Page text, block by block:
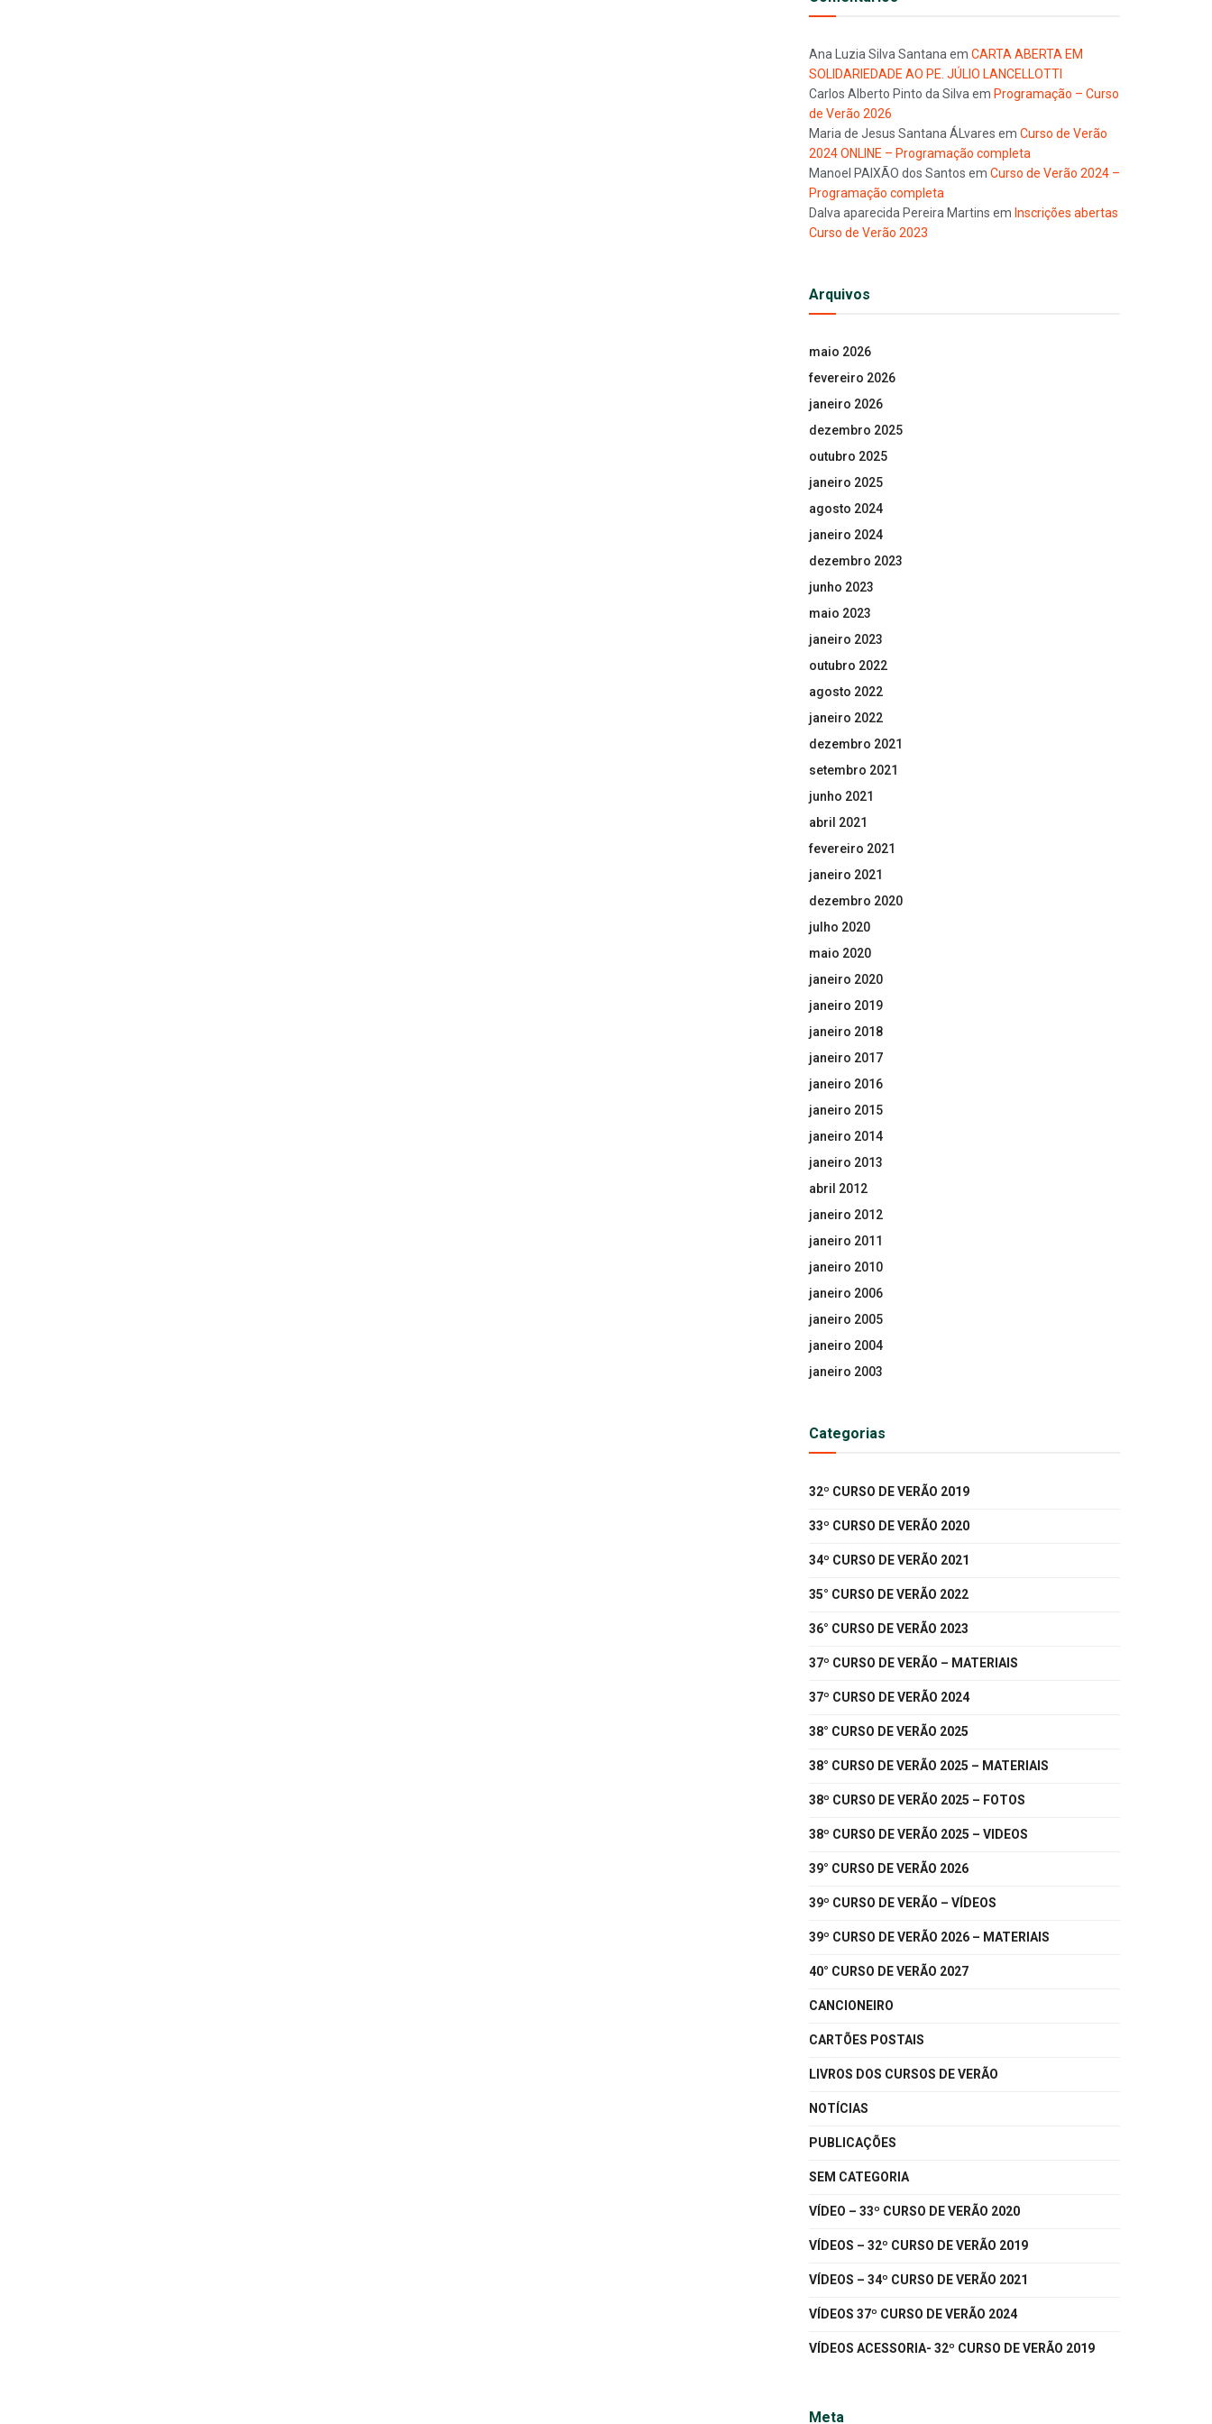
Ana Luzia Silva Santana em CARTA ABERTA EM
SOLIDARIEDADE AO PE. JÚLIO LANCELLOTTI
Carlos Alberto Pinto da Silva em Programação – Curso
de Verão 2026
Maria de Jesus Santana ÁLvares em Curso de Verão
2024 ONLINE – Programação completa
Manoel PAIXÃO dos Santos em Curso de Verão 2024 –
Programação completa
Dalva aparecida Pereira Martins em Inscrições abertas
Curso de Verão 2023
Arquivos
maio 2026
fevereiro 2026
janeiro 2026
dezembro 2025
outubro 2025
janeiro 2025
agosto 2024
janeiro 2024
dezembro 2023
junho 2023
maio 2023
janeiro 2023
outubro 2022
agosto 2022
janeiro 2022
dezembro 2021
setembro 2021
junho 2021
abril 2021
fevereiro 2021
janeiro 2021
dezembro 2020
julho 2020
maio 2020
janeiro 2020
janeiro 2019
janeiro 2018
janeiro 2017
janeiro 2016
janeiro 2015
janeiro 2014
janeiro 2013
abril 2012
janeiro 2012
janeiro 2011
janeiro 2010
janeiro 2006
janeiro 2005
janeiro 2004
janeiro 2003
Categorias
32º CURSO DE VERÃO 2019
33º CURSO DE VERÃO 2020
34º CURSO DE VERÃO 2021
35° CURSO DE VERÃO 2022
36° CURSO DE VERÃO 2023
37º CURSO DE VERÃO – MATERIAIS
37º CURSO DE VERÃO 2024
38° CURSO DE VERÃO 2025
38° CURSO DE VERÃO 2025 – MATERIAIS
38º CURSO DE VERÃO 2025 – FOTOS
38º CURSO DE VERÃO 2025 – VIDEOS
39° CURSO DE VERÃO 2026
39º CURSO DE VERÃO – VÍDEOS
39º CURSO DE VERÃO 2026 – MATERIAIS
40° CURSO DE VERÃO 2027
CANCIONEIRO
CARTÕES POSTAIS
LIVROS DOS CURSOS DE VERÃO
NOTÍCIAS
PUBLICAÇÕES
SEM CATEGORIA
VÍDEO – 33º CURSO DE VERÃO 2020
VÍDEOS – 32º CURSO DE VERÃO 2019
VÍDEOS – 34º CURSO DE VERÃO 2021
VÍDEOS 37º CURSO DE VERÃO 2024
VÍDEOS ACESSORIA- 32º CURSO DE VERÃO 2019
Meta